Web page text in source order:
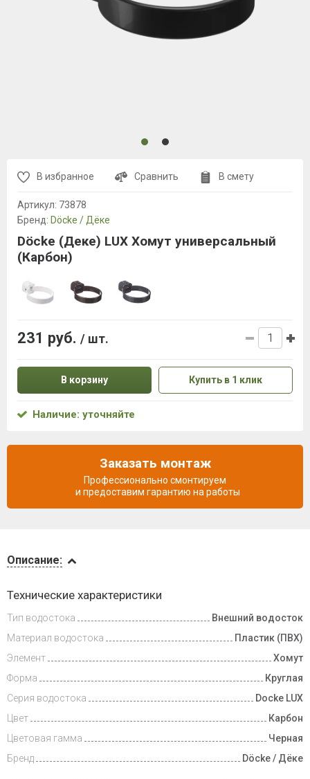
и оплата
Описание:
Технические характеристики
Тип водостока
Внешний водосток
Материал водостока
Пластик (ПВХ)
Элемент
Хомут
Форма
Круглая
Серия водостока
Docke LUX
Цвет
Карбон
Цветовая гамма
Черная
Бренд
Döcke / Дёке
В избранное Сравнить В смету
Артикул: 73878
Бренд: Döcke / Дёке
Döcke (Деке) LUX Хомут универсальный
(Карбон)
231 руб. / шт.
В корзину Купить в 1 клик
Наличие: уточняйте
Заказать монтаж
Профессионально смонтируем
и предоставим гарантию на работы